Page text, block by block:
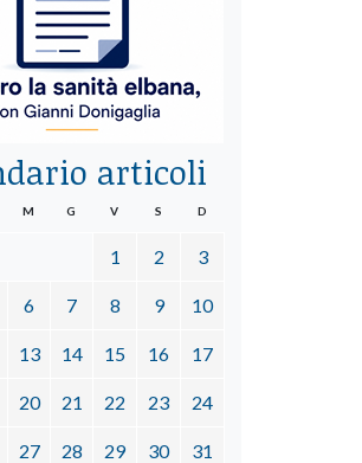
articoli
M G V S D
1 2 3
6 7 8 9 10
13 14 15 16 17
20 21 22 23 24
27 28 29 30 31